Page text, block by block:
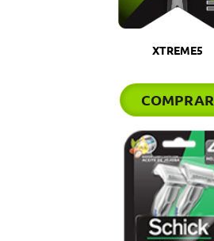
XTREME5
COMPRAR